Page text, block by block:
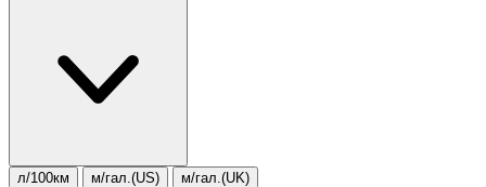
л/100км м/гал.(US) м/гал.(UK)